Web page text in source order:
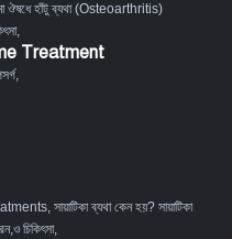
ঔষধে হাঁটু ব্যথা (Osteoarthritis)
,
Treatment
,
, সায়াটিকা ব্যথা কেন হয়? সায়াটিকা
চিকিৎসা,